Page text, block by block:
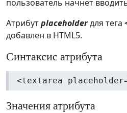
пользователь начнет
Атрибутplaceholderдля тега
добавлен в HTML5.
Синтаксис атрибута
<textarea
Значения атрибута